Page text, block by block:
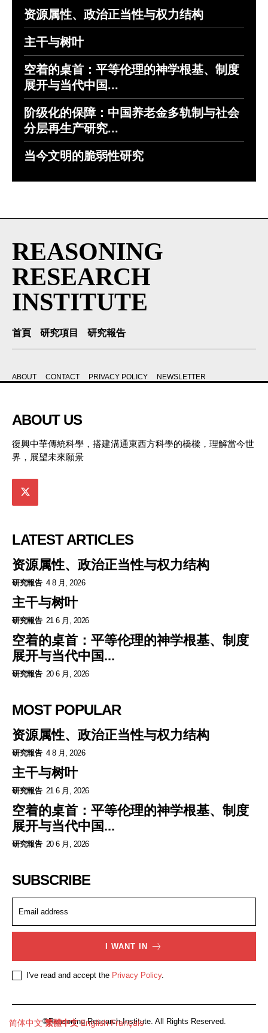
资源属性、政治正当性与权力结构
主干与树叶
空着的桌首：平等伦理的神学根基、制度
展开与当代中国...
阶级化的保障：中国养老金多轨制与社会
分层再生产研究...
当今文明的脆弱性研究
REASONING
RESEARCH
INSTITUTE
首頁 研究項目 研究報告
ABOUT CONTACT PRIVACY POLICY NEWSLETTER
ABOUT US
復興中華傳統科學，搭建溝通東西方科學的橋樑，理解當今世
界，展望未來願景
LATEST ARTICLES
资源属性、政治正当性与权力结构
研究報告 4 8 月, 2026
主干与树叶
研究報告 21 6 月, 2026
空着的桌首：平等伦理的神学根基、制度
展开与当代中国...
研究報告 20 6 月, 2026
MOST POPULAR
资源属性、政治正当性与权力结构
研究報告 4 8 月, 2026
主干与树叶
研究報告 21 6 月, 2026
空着的桌首：平等伦理的神学根基、制度
展开与当代中国...
研究報告 20 6 月, 2026
SUBSCRIBE
I WANT IN
I've read and accept the Privacy Policy.
©Reasoning Research Institute. All Rights Reserved.
简体中文 繁體中文 English Français